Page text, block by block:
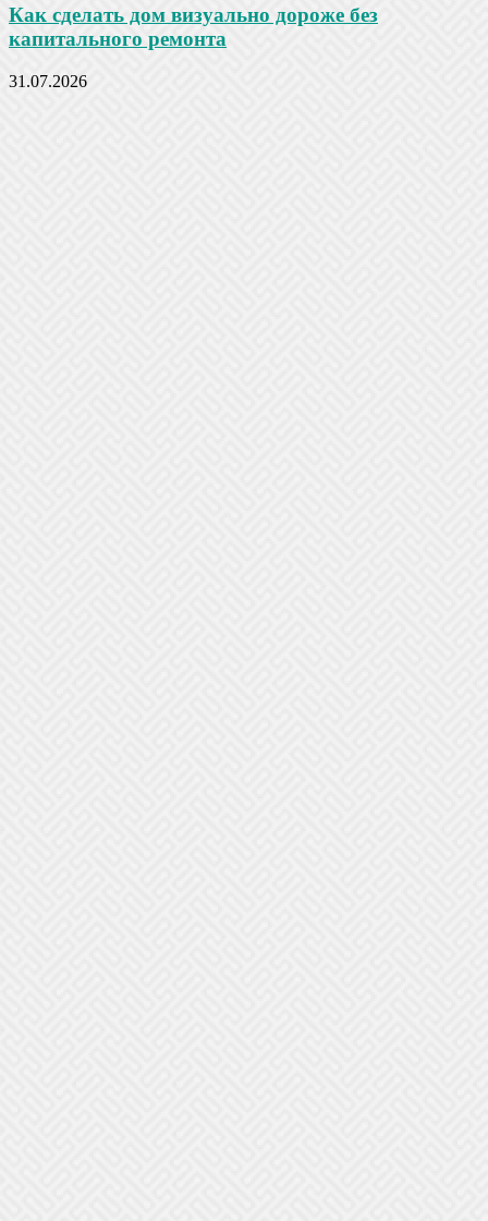
Как сделать дом визуально дороже без
капитального ремонта
31.07.2026